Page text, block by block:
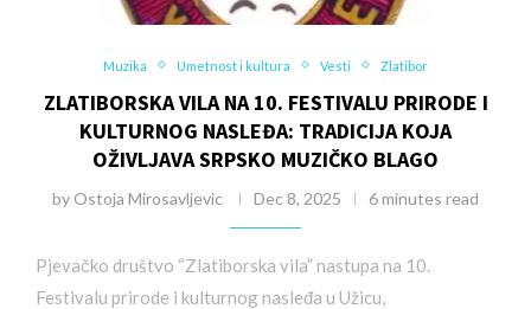
Muzika Umetnost i kultura Vesti Zlatibor
ZLATIBORSKA VILA NA 10. FESTIVALU PRIRODE I
KULTURNOG NASLEĐA: TRADICIJA KOJA
OŽIVLJAVA SRPSKO MUZIČKO BLAGO
by Ostoja Mirosavljevic Dec 8, 2025 6 minutes read
Pjevačko društvo “Zlatiborska vila” nastupa na 10.
Festivalu prirode i kulturnog nasleđa u Užicu,